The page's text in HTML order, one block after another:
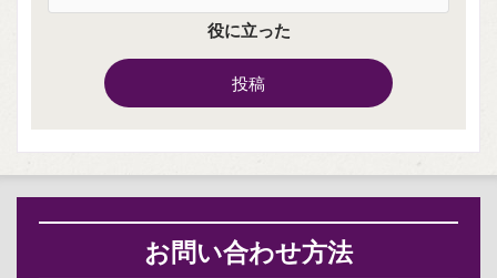
役に立った
投稿
お問い合わせ方法